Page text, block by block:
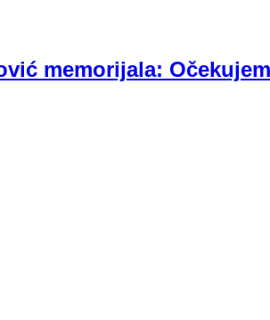
memorijala: